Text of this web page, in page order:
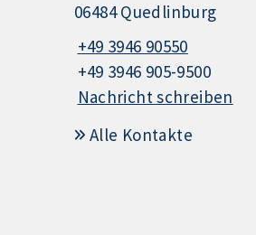
06484 Quedlinburg
+49 3946 90550
+49 3946 905-9500
Nachricht schreiben
Alle Kontakte